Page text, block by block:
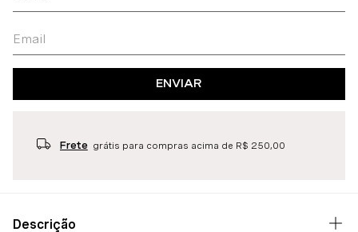
ENVIAR
Frete grátis para compras acima de R$ 250,00
Descrição